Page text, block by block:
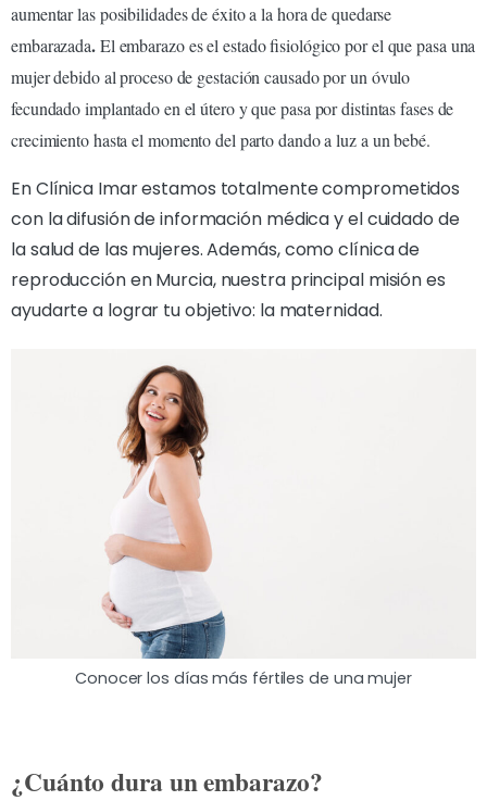
aumentar las posibilidades de éxito a la hora de quedarse
embarazada.El embarazo es el estado fisiológico por el que pasa una
mujer debido al proceso de gestación causado por un óvulo
fecundado implantado en el útero y que pasa por distintas fases de
crecimiento hasta el momento del parto dando a luz a un bebé.
En Clínica Imar estamos totalmente comprometidos
con la difusión de información médica y el cuidado de
la salud de las mujeres. Además, como clínica de
reproducción en Murcia, nuestra principal misión es
ayudarte a lograr tu objetivo: la maternidad.
Conocer los días más fértiles de una mujer
¿Cuánto dura un embarazo?